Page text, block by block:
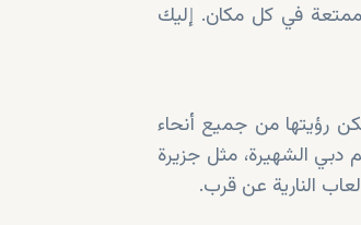
ممتعة في كل مكان. إليك
رؤيتها من جميع أنحاء
دبي الشهيرة، مثل جزيرة
النارية عن قرب.